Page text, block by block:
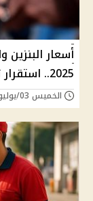
2025.. استقرار تام في جميع المحطات
الخميس 03/يوليو/2025 - 04:17 م